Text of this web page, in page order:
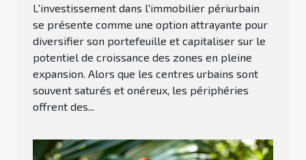
L'investissement dans l'immobilier périurbain
se présente comme une option attrayante pour
diversifier son portefeuille et capitaliser sur le
potentiel de croissance des zones en pleine
expansion. Alors que les centres urbains sont
souvent saturés et onéreux, les périphéries
offrent des...